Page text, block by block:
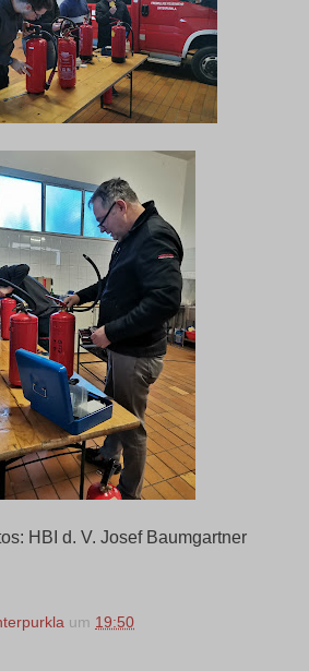
HBI d. V. Josef Baumgartner
um 19:50